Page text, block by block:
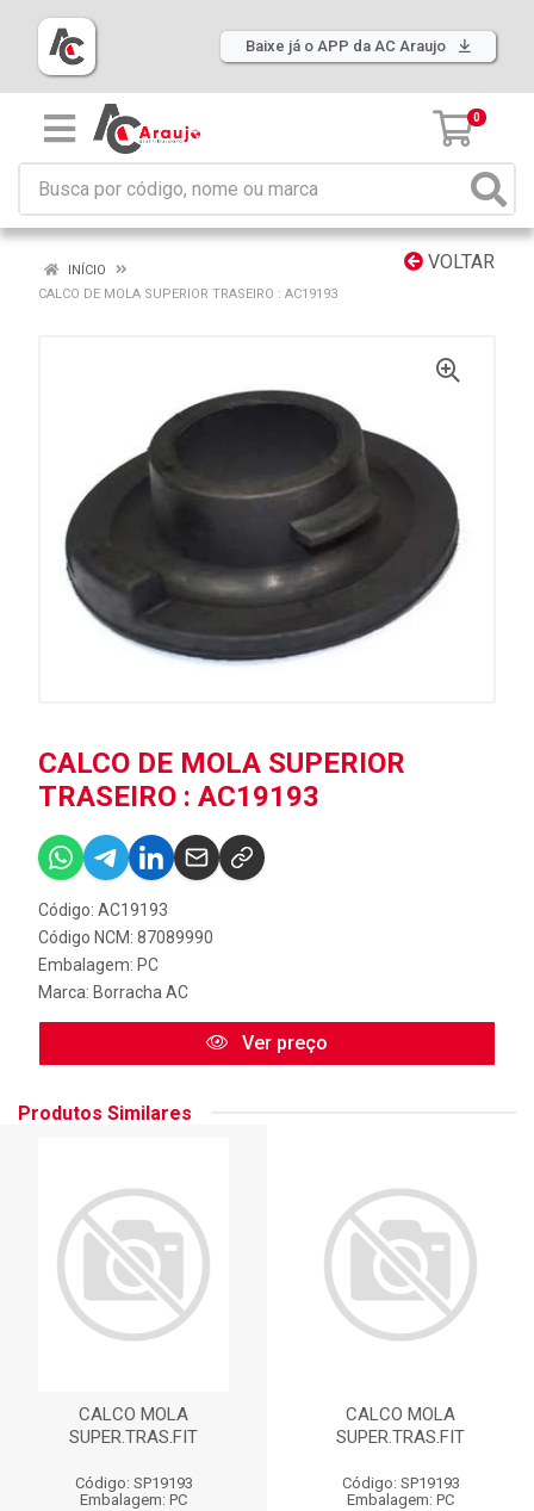
Baixe já o APP da AC Araujo
0
VOLTAR
INÍCIO
CALCO DE MOLA SUPERIOR TRASEIRO : AC19193
CALCO DE MOLA SUPERIOR
TRASEIRO : AC19193
Código: AC19193
Código NCM: 87089990
Embalagem: PC
Marca: Borracha AC
Ver preço
Produtos Similares
CALCO MOLA
SUPER.TRAS.FIT
Código: SP19193
Embalagem: PC
CALCO MOLA
SUPER.TRAS.FIT
Código: SP19193
Embalagem: PC